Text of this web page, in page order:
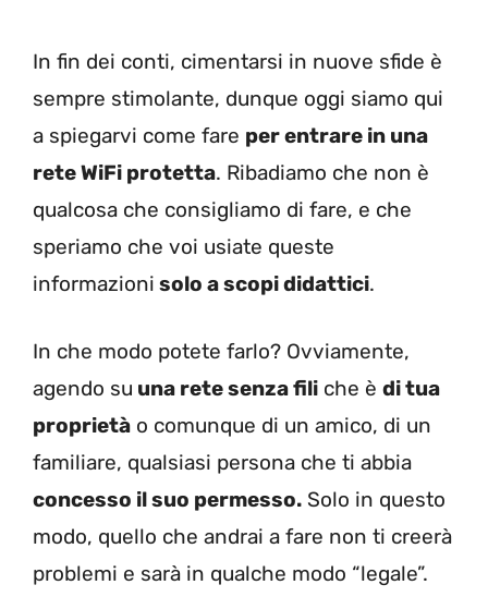
In fin dei conti, cimentarsi in nuove sfide è
sempre stimolante, dunque oggi siamo qui
a spiegarvi come fare per entrare in una
rete WiFi protetta. Ribadiamo che non è
qualcosa che consigliamo di fare, e che
speriamo che voi usiate queste
informazioni solo a scopi didattici.
In che modo potete farlo? Ovviamente,
agendo su una rete senza fili che è di tua
proprietà o comunque di un amico, di un
familiare, qualsiasi persona che ti abbia
concesso il suo permesso. Solo in questo
modo, quello che andrai a fare non ti creerà
problemi e sarà in qualche modo “legale”.